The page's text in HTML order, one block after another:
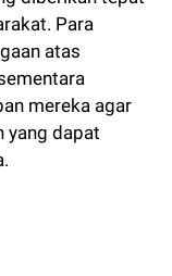
Para
atas
mereka agar
yang dapat